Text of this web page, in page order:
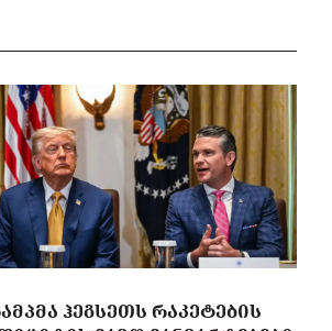
ᲰᲔᲒᲡᲔᲗᲡ ᲠᲐᲙᲔᲢᲔᲑᲘᲡ